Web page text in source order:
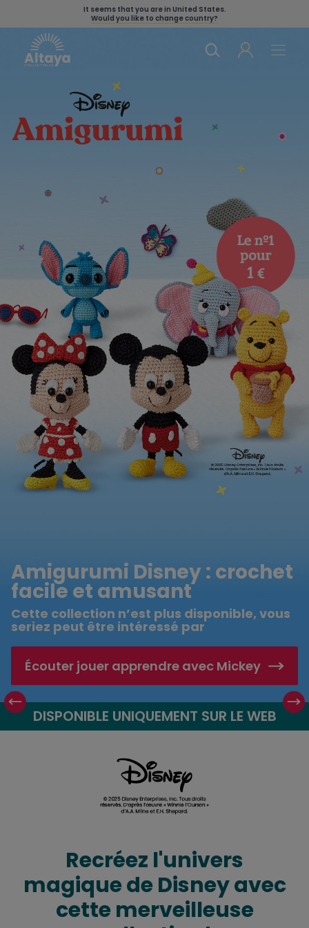
It seems that you are in United States.
Would you like to change country?
Amigurumi Disney : crochet
facile et amusant
Cette collection n’est plus disponible, vous
seriez peut être intéressé par
Amigurumi Disney : crochet facile et
Écouter jouer apprendre avec Mickey
DISPONIBLE UNIQUEMENT SUR LE WEB
Recréez l'univers
magique de Disney avec
cette merveilleuse